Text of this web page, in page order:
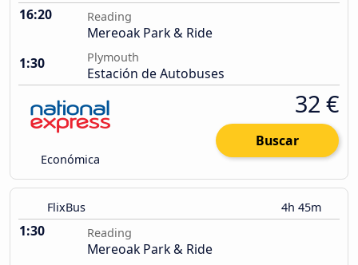
16:20 Reading
Mereoak Park & Ride
1:30
Plymouth
Estación de Autobuses
Económica
32 €
Buscar
FlixBus 4h 45m
1:30 Reading
Mereoak Park & Ride